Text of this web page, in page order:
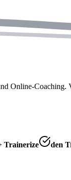
Online-
Trainerize
den